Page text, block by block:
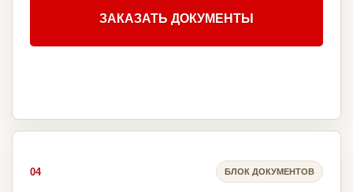
ЗАКАЗАТЬ ДОКУМЕНТЫ
04 БЛОК ДОКУМЕНТОВ